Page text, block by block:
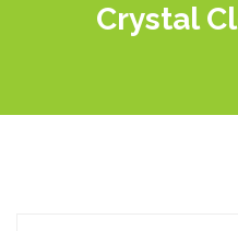
Crystal